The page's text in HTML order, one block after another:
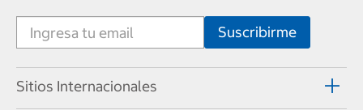
Sitios Internacionales